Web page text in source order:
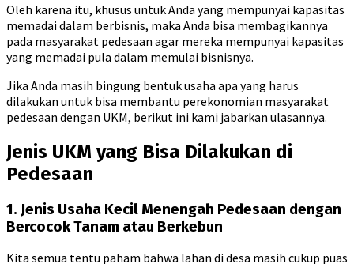
Oleh karena itu, khusus untuk Anda yang mempunyai kapasitas
memadai dalam berbisnis, maka Anda bisa membagikannya
pada masyarakat pedesaan agar mereka mempunyai kapasitas
yang memadai pula dalam memulai bisnisnya.
Jika Anda masih bingung bentuk usaha apa yang harus
dilakukan untuk bisa membantu perekonomian masyarakat
pedesaan dengan UKM, berikut ini kami jabarkan ulasannya.
Jenis UKM yang Bisa Dilakukan di
Pedesaan
1. Jenis Usaha Kecil Menengah Pedesaan dengan
Bercocok Tanam atau Berkebun
Kita semua tentu paham bahwa lahan di desa masih cukup puas